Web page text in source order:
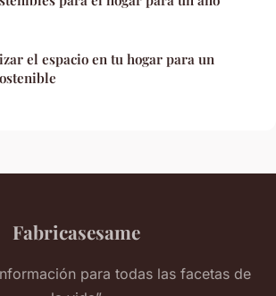
el espacio en tu hogar para un
Fabricasesame
para todas las facetas de